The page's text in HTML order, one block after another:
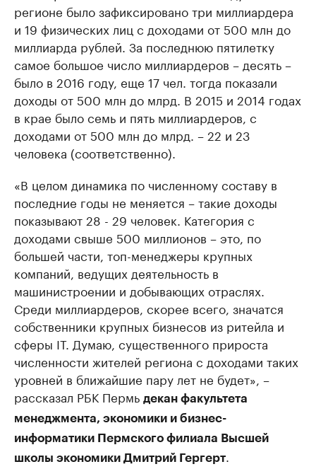
регионе было зафиксировано три миллиардера
и 19 физических лиц с доходами от 500 млн до
миллиарда рублей. За последнюю пятилетку
самое большое число миллиардеров – десять –
было в 2016 году, еще 17 чел. тогда показали
доходы от 500 млн до млрд. В 2015 и 2014 годах
в крае было семь и пять миллиардеров, с
доходами от 500 млн до млрд. – 22 и 23
человека (соответственно).
«В целом динамика по численному составу в
последние годы не меняется – такие доходы
показывают 28 - 29 человек. Категория с
доходами свыше 500 миллионов – это, по
большей части, топ-менеджеры крупных
компаний, ведущих деятельность в
машинистроении и добывающих отраслях.
Среди миллиардеров, скорее всего, значатся
собственники крупных бизнесов из ритейла и
сферы IТ. Думаю, существенного прироста
численности жителей региона с доходами таких
уровней в ближайшие пару лет не будет», –
рассказал РБК Пермь декан факультета
менеджмента, экономики и бизнес-
информатики Пермского филиала Высшей
школы экономики Дмитрий Гергерт.